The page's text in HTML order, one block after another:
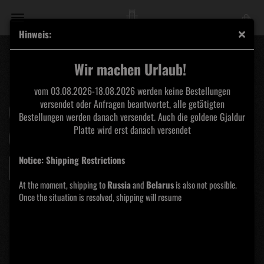
Hinweis:
Wir machen Urlaub!
vom 03.08.2026-18.08.2026 werden keine Bestellungen
versendet oder Anfragen beantwortet, alle getätigten
Bestellungen werden danach versendet. Auch die goldene Gjaldur
Platte wird erst danach versendet
Notice: Shipping Restrictions
At the moment, shipping toRussiaand Belarusis also not possible.
Once the situation is resolved, shipping will resume
T-SHIRTS
Sortieren nach
Sortieren nach Alle Hersteller
pro Seite
« 1 2 3 4